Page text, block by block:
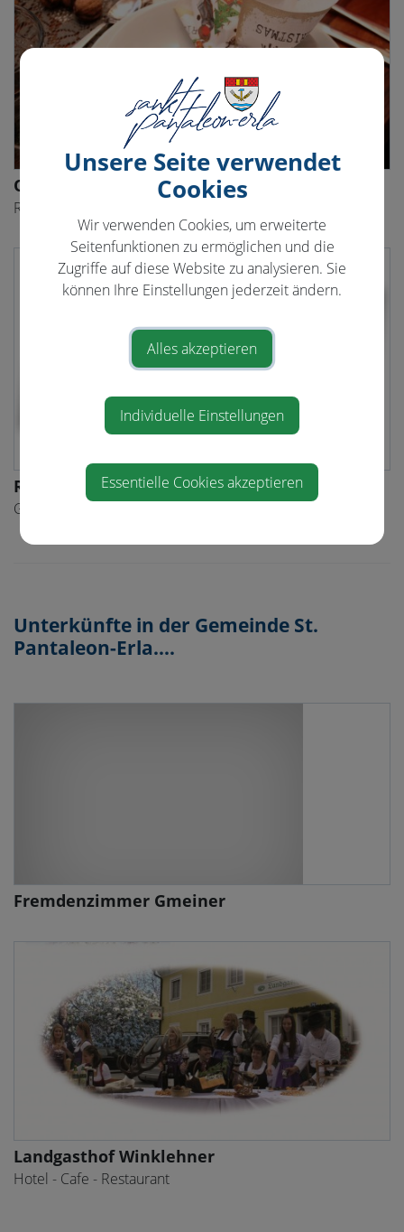
Osteria La Nostra Passione
Restaurant
Rapidwirt - Gasthaus Wendtner
Gasthaus
Unterkünfte in der Gemeinde St.
Pantaleon-Erla....
Fremdenzimmer Gmeiner
Landgasthof Winklehner
Hotel - Cafe - Restaurant
Unsere Seite verwendet
Cookies
Wir verwenden Cookies, um erweiterte
Seitenfunktionen zu ermöglichen und die
Zugriffe auf diese Website zu analysieren. Sie
können Ihre Einstellungen jederzeit ändern.
Alles akzeptieren
Individuelle Einstellungen
Essentielle Cookies akzeptieren